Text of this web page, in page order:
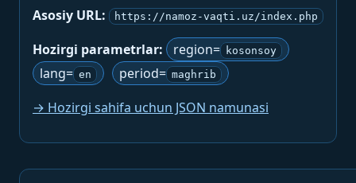
Asosiy URL:
https://namoz-vaqti.uz/index.php
Hozirgi parametrlar: region= kosonsoy
lang= en period= maghrib
→ Hozirgi sahifa uchun JSON namunasi